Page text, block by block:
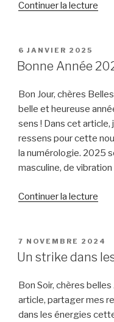
Continuer la lecture
:
! »
PUBLIÉ
LE
6 JANVIER 2025
Bonne Année
Bon Jour, chères
belle et heureuse
sens ! Dans cet article,
ressens pour cette
la numérologie. 2025
masculine, de vibration
Continuer la lecture
! »
PUBLIÉ
LE
7 NOVEMBRE 2024
Un strike dans
Bon Soir, chères belles
article, partager mes
dans les énergies